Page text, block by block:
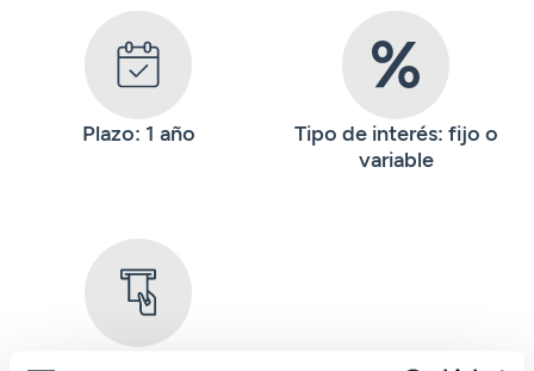
Plazo: 1 año
Tipo de interés: fijo o
variable